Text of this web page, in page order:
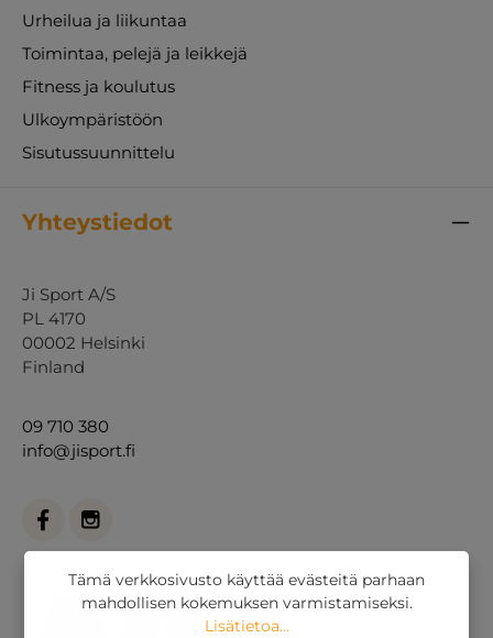
Urheilua ja liikuntaa
Toimintaa, pelejä ja leikkejä
Fitness ja koulutus
Ulkoympäristöön
Sisutussuunnittelu
Yhteystiedot
Ji Sport A/S
PL 4170
00002 Helsinki
Finland
09 710 380
info@jisport.fi
Tämä verkkosivusto käyttää evästeitä parhaan
mahdollisen kokemuksen varmistamiseksi.
Lisätietoa...